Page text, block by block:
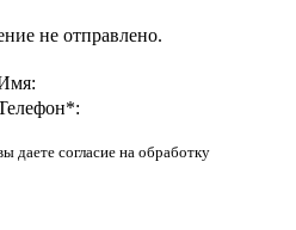
не отправлено.
*:
даете согласие на обработку